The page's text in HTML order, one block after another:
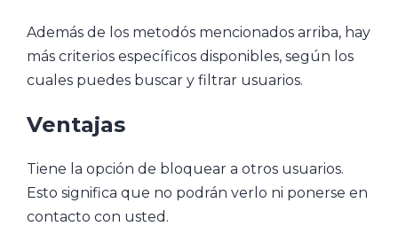
Además de los metodós mencionados arriba, hay
más criterios específicos disponibles, según los
cuales puedes buscar y filtrar usuarios.
Ventajas
Tiene la opción de bloquear a otros usuarios.
Esto significa que no podrán verlo ni ponerse en
contacto con usted.